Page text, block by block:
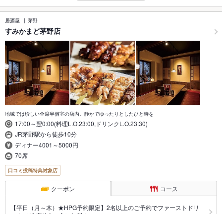
居酒屋 茅野
すみかまど茅野店
地域では珍しい全席半個室の店内。静かでゆったりとしたひと時を
17:00～翌0:00(料理L.O.23:00,ドリンクL.O.23:30)
JR茅野駅から徒歩10分
ディナー4001～5000円
70席
口コミ投稿特典対象店
クーポン コース
【平日（月～木）★HPG予約限定】2名以上のご予約でファーストドリ